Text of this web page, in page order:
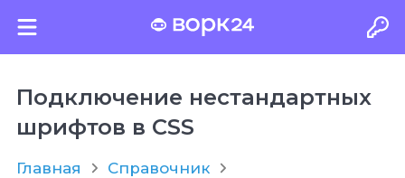
Подключение нестандартных
шрифтов в CSS
Главная
Справочник